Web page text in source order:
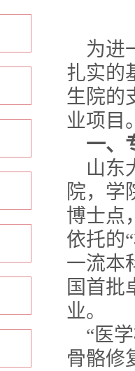
为进
扎实的
生院的
业项目
一、
山东
院，学
博士点
依托的“
一流本
国首批
业。
“医
骨骼修